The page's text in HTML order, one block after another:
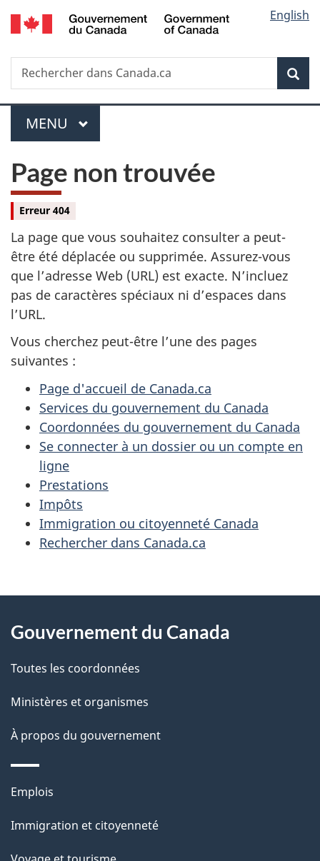
Passer
au
principal
Passer
à
Au
du
Passer
à
version
simplifiée
de
la
English
Recherche
Rechercher
dans
Menu
MENU PRINCIPAL
Page non trouvée
Erreur 404
La page que vous souhaitez consulter a peut-
être été déplacée ou supprimée. Assurez-vous
que l’adresse Web (URL) est exacte. N’incluez
pas de caractères spéciaux ni d’espaces dans
l’URL.
Vous cherchez peut-être l’une des pages
suivantes :
Page d'accueil de Canada.ca
Services du gouvernement du Canada
Coordonnées du gouvernement du Canada
Se connecter à un dossier ou un compte en
ligne
Prestations
Impôts
Immigration ou citoyenneté Canada
Rechercher dans Canada.ca
propos
de
ce
site
Gouvernement du Canada
Toutes les coordonnées
Ministères et organismes
À propos du gouvernement
Thèmes
sujets
Emplois
Immigration et citoyenneté